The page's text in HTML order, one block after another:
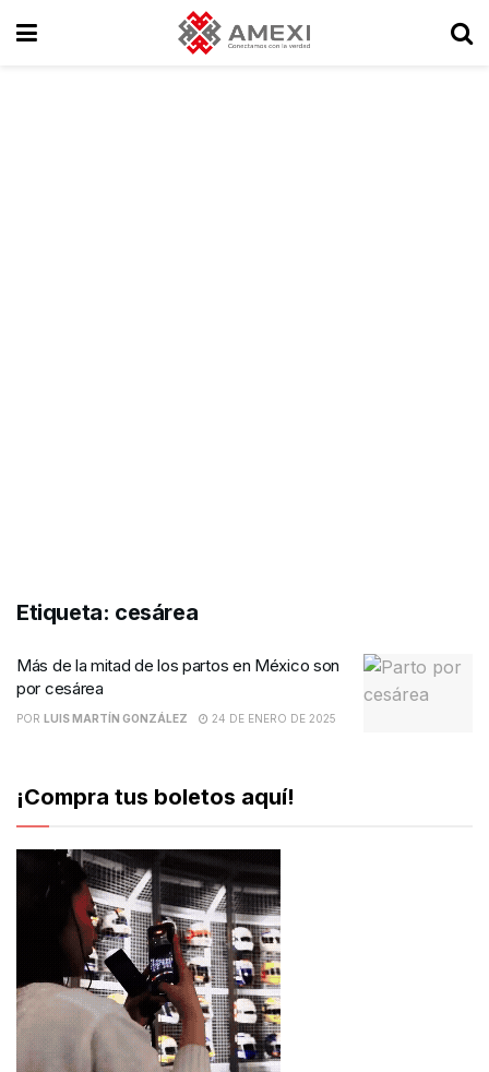
Etiqueta: cesárea
Más de la mitad de los partos en México son
por cesárea
POR LUIS MARTÍN GONZÁLEZ 24 DE ENERO DE 2025
¡Compra tus boletos aquí!